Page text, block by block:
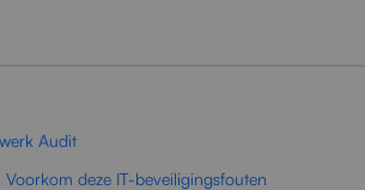
Audit
Voorkom deze IT-beveiligingsfouten